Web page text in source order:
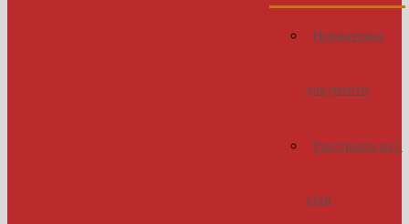
Нормативні
документи
Реєстрація на І
етап